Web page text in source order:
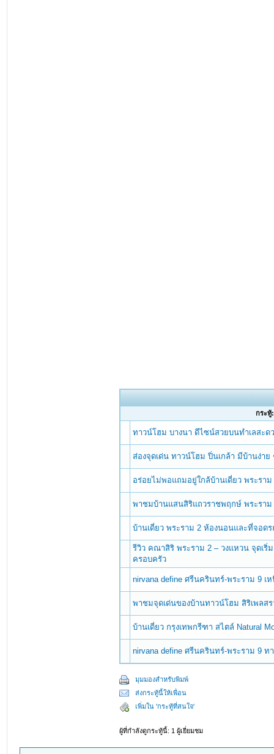
กระทู้:
ทาวน์โฮม บางนา ดีไซน์สวยบนทำเลสะด
ส่องจุดเด่น ทาวน์โฮม ปิ่นเกล้า มีบ้านง่าย
อร่อยไม่พอแถมอยู่ใกล้บ้านเดี่ยว พระรา
พาชมบ้านแสนสิริแถวราชพฤกษ์ พระรา
บ้านเดี่ยว พระราม 2 ห้องนอนและที่จอด
รีวิว คณาสิริ พระราม 2 – วงแหวน จุดเริ่
ครอบครัว
nirvana define ศรีนครินทร์-พระราม 9
พาชมจุดเด่นของบ้านทาวน์โฮม สิริเพลส
บ้านเดี่ยว กรุงเทพกรีฑา สไตล์ Natural
nirvana define ศรีนครินทร์-พระราม 9 ท
มุมมองสำหรับพิมพ์
ส่งกระทู้นี้ให้เพื่อน
เพิ่มใน 'กระทู้ที่สนใจ'
ผู้ที่กำลังดูกระทู้นี้: 1 ผู้เยี่ยมชม